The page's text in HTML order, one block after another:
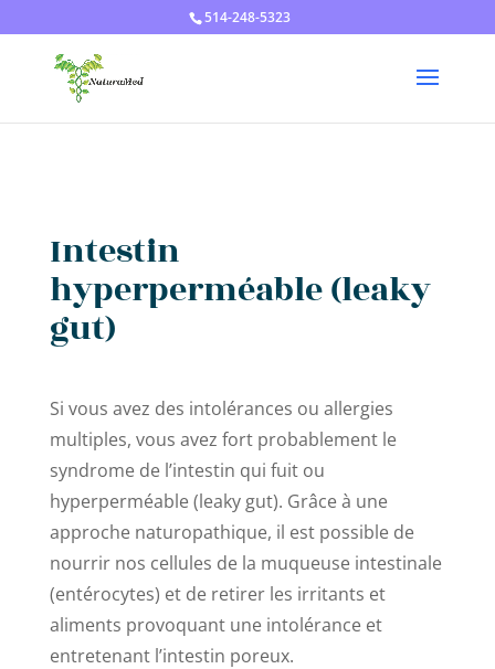
514-248-5323
Intestin
hyperperméable (leaky
gut)
Si vous avez des intolérances ou allergies
multiples, vous avez fort probablement le
syndrome de l’intestin qui fuit ou
hyperperméable (leaky gut). Grâce à une
approche naturopathique, il est possible de
nourrir nos cellules de la muqueuse intestinale
(entérocytes) et de retirer les irritants et
aliments provoquant une intolérance et
entretenant l’intestin poreux.